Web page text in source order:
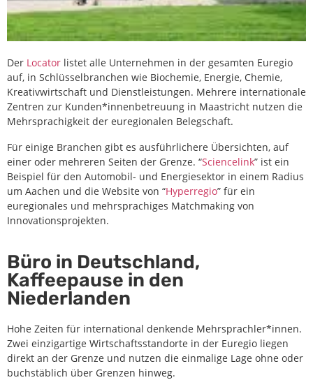
Brightlands
Chemelot campus,
NL
Motto dieses großen Standorts für vor
allem chemische Industrien. Mitten
zwischen Deutschland und Belgien
gelegen, zieht dieser belgische Standort
tausende von Grenzgängern*innen an
(Website auf Englisch).
MEHR
Der Locator listet alle Unternehmen in der gesamten Euregio
auf, in Schlüsselbranchen wie Biochemie, Energie, Chemie,
Kreativwirtschaft und Dienstleistungen. Mehrere internationale
Zentren zur Kunden*innenbetreuung in Maastricht nutzen die
Mehrsprachigkeit der euregionalen Belegschaft.
Für einige Branchen gibt es ausführlichere Übersichten, auf
einer oder mehreren Seiten der Grenze. “Sciencelink” ist ein
Beispiel für den Automobil- und Energiesektor in einem Radius
um Aachen und die Website von “Hyperregio” für ein
euregionales und mehrsprachiges Matchmaking von
Innovationsprojekten.
Büro in Deutschland,
Kaffeepause in den
Niederlanden
Hohe Zeiten für international denkende Mehrsprachler*innen.
Zwei einzigartige Wirtschaftsstandorte in der Euregio liegen
direkt an der Grenze und nutzen die einmalige Lage ohne oder
buchstäblich über Grenzen hinweg.